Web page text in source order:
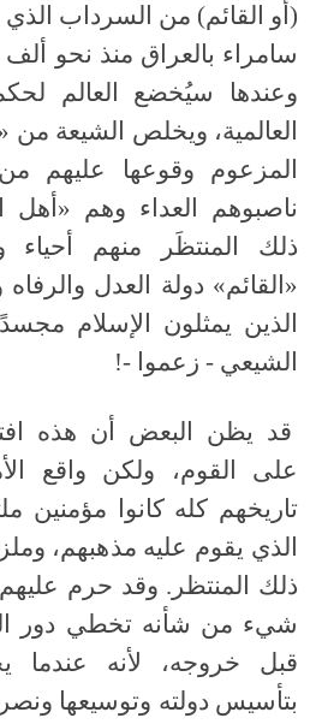
(أو القائم) من السرداب
سامراء بالعراق منذ نحو
وعندها سيُخضع العالم
العالمية، ويخلص الشيعة من
المزعوم وقوعها عليهم
ناصبوهم العداء وهم «أهل
ذلك المنتظَر منهم أحياء
«القائم» دولة العدل
الذين يمثلون الإسلام
الشيعي - زعموا -!
قد يظن البعض أن هذه
على القوم، ولكن واقع
تاريخهم كله كانوا مؤمنين
الذي يقوم عليه مذهبهم،
ذلك المنتظر. وقد حرم عليهم
شيء من شأنه تخطي دور
قبل خروجه، لأنه
بتأسيس دولته وتوسيعها